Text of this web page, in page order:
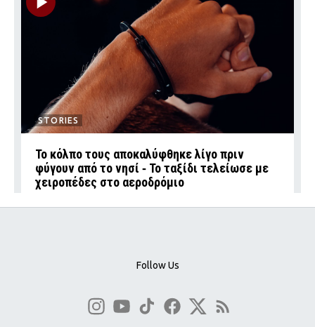
STORIES
Το κόλπο τους αποκαλύφθηκε λίγο πριν
φύγουν από το νησί ‑ Το ταξίδι τελείωσε με
χειροπέδες στο αεροδρόμιο
Follow Us